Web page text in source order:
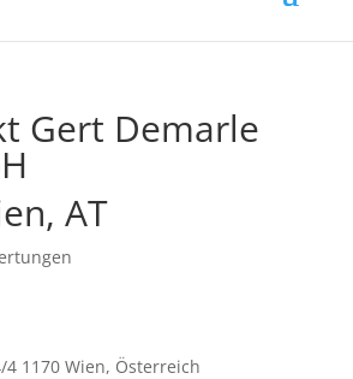
Gert Demarle
AT
4 1170 Wien, Österreich